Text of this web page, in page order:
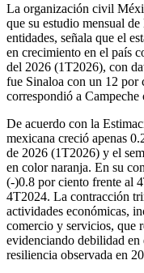
La organización civil
que su estudio mensual
entidades, señala que el
en crecimiento en el país
del 2026 (1T2026), con
fue Sinaloa con un 12
correspondió a
De acuerdo con la
mexicana creció apenas
de 2026 (1T2026) y el
en color naranja. En su
(-)0.8 por ciento frente al
4T2024. La contracción
actividades económicas,
comercio y servicios, que
evidenciando debilidad en
resiliencia observada en